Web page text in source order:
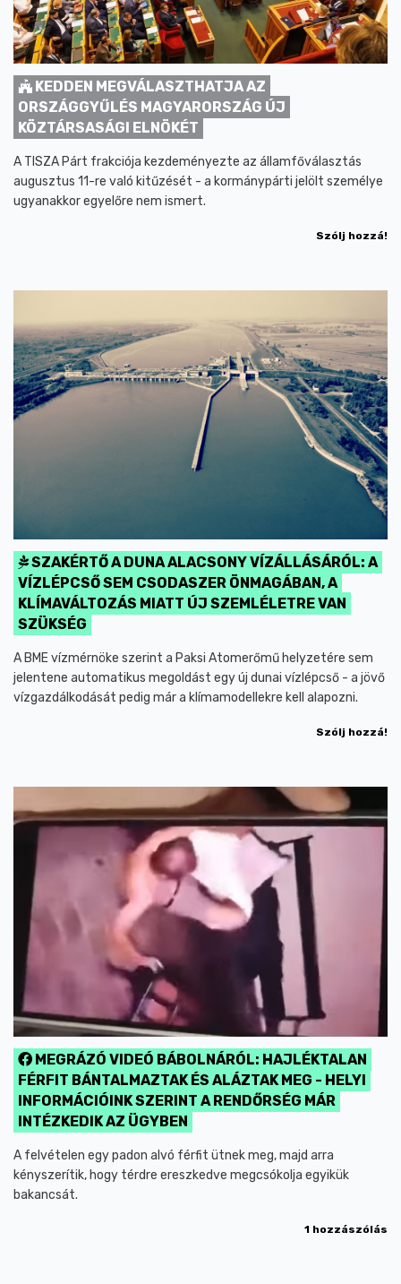
KEDDEN MEGVÁLASZTHATJA AZ
ORSZÁGGYŰLÉS MAGYARORSZÁG ÚJ
KÖZTÁRSASÁGI ELNÖKÉT
A TISZA Párt frakciója kezdeményezte az államfőválasztás
augusztus 11-re való kitűzését - a kormánypárti jelölt személye
ugyanakkor egyelőre nem ismert.
Szólj hozzá!
SZAKÉRTŐ A DUNA ALACSONY VÍZÁLLÁSÁRÓL: A
VÍZLÉPCSŐ SEM CSODASZER ÖNMAGÁBAN, A
KLÍMAVÁLTOZÁS MIATT ÚJ SZEMLÉLETRE VAN
SZÜKSÉG
A BME vízmérnöke szerint a Paksi Atomerőmű helyzetére sem
jelentene automatikus megoldást egy új dunai vízlépcső - a jövő
vízgazdálkodását pedig már a klímamodellekre kell alapozni.
Szólj hozzá!
MEGRÁZÓ VIDEÓ BÁBOLNÁRÓL: HAJLÉKTALAN
FÉRFIT BÁNTALMAZTAK ÉS ALÁZTAK MEG - HELYI
INFORMÁCIÓINK SZERINT A RENDŐRSÉG MÁR
INTÉZKEDIK AZ ÜGYBEN
A felvételen egy padon alvó férfit ütnek meg, majd arra
kényszerítik, hogy térdre ereszkedve megcsókolja egyikük
bakancsát.
1 hozzászólás